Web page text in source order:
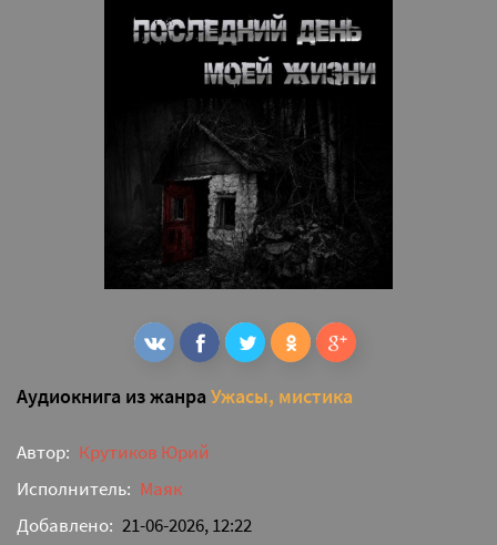
Аудиокнига из жанра Ужасы, мистика
Автор: Крутиков Юрий
Исполнитель: Маяк
Добавлено: 21-06-2026, 12:22